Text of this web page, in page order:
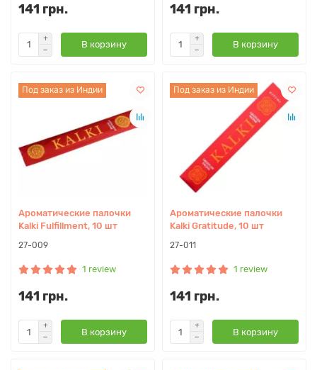
141 грн.
В корзину
141 грн.
В корзину
Под заказ из Индии
Ароматические палочки
Kalki Fulfillment, 10 шт
27-009
1 review
141 грн.
В корзину
Под заказ из Индии
Ароматические палочки
Kalki Gratitude, 10 шт
27-011
1 review
141 грн.
В корзину